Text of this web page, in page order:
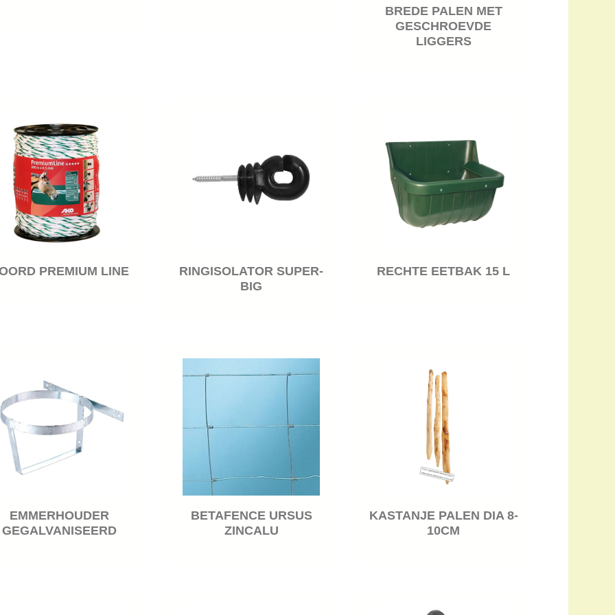
BREDE PALEN MET
GESCHROEVDE
LIGGERS
PREMIUM LINE
RINGISOLATOR SUPER-
BIG
RECHTE EETBAK 15 L
EMMERHOUDER
GEGALVANISEERD
BETAFENCE URSUS
ZINCALU
KASTANJE PALEN DIA 8-
10CM